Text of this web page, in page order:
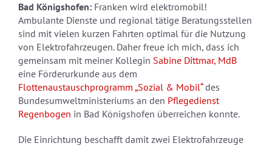
Bad Königshofen: Franken wird elektromobil!
Ambulante Dienste und regional tätige Beratungsstellen
sind mit vielen kurzen Fahrten optimal für die Nutzung
von Elektrofahrzeugen. Daher freue ich mich, dass ich
gemeinsam mit meiner Kollegin Sabine Dittmar, MdB
eine Förderurkunde aus dem
Flottenaustauschprogramm „Sozial & Mobil“des
Bundesumweltministeriums an den Pflegedienst
Regenbogen in Bad Königshofen überreichen konnte.
Die Einrichtung beschafft damit zwei Elektrofahrzeuge